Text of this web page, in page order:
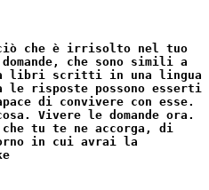
che è irrisolto nel tuo
che sono simili a
a libri scritti in una lingua
le risposte possono esserti
di convivere con esse.
Vivere le domande ora.
tu te ne accorga, di
in cui avrai la